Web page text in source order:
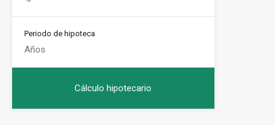
Periodo de hipoteca